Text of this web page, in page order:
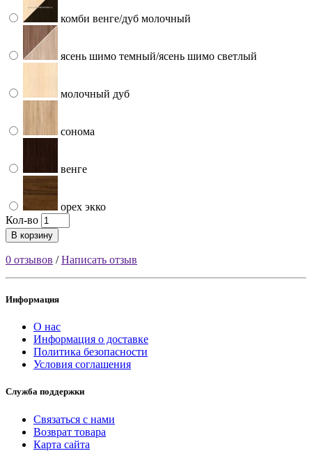
комби венге/дуб молочный
ясень шимо темный/ясень шимо светлый
молочный дуб
сонома
венге
орех экко
Кол-во
В корзину
0 отзывов /Написать отзыв
Информация
О нас
Информация о доставке
Политика безопасности
Условия соглашения
Служба поддержки
Связаться с нами
Возврат товара
Карта сайта